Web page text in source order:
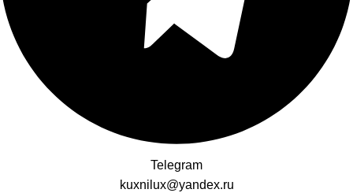
Telegram
kuxnilux@yandex.ru